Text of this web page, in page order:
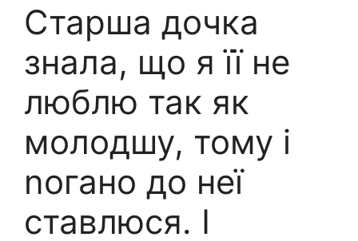
Старша дочка
знала, що я її не
люблю так як
молодшу, тому і
nогано до неї
ставлюся. І